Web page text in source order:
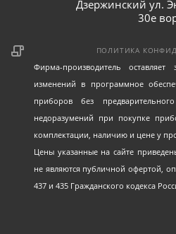
Дзержинский ул.
30е
ПОЛИТИКА
Фирма-производитель
изменений в программное
приборов без
недоразумений при покупке
комплектации, наличию и цене у
Цены указанные на сайте
не являются публичной офертой,
437 и 435 Гражданского кодекса